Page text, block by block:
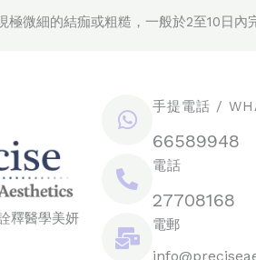
極微細的結痂或粗糙，一般於2至10日內
釋醫學美妍
手提電話 /
66589948
電話
27708168
電郵